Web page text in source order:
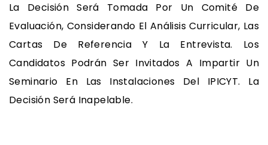
La Decisión Será Tomada Por Un Comité De
Evaluación, Considerando El Análisis Curricular, Las
Cartas De Referencia Y La Entrevista. Los
Candidatos Podrán Ser Invitados A Impartir Un
Seminario En Las Instalaciones Del IPICYT. La
Decisión Será Inapelable.